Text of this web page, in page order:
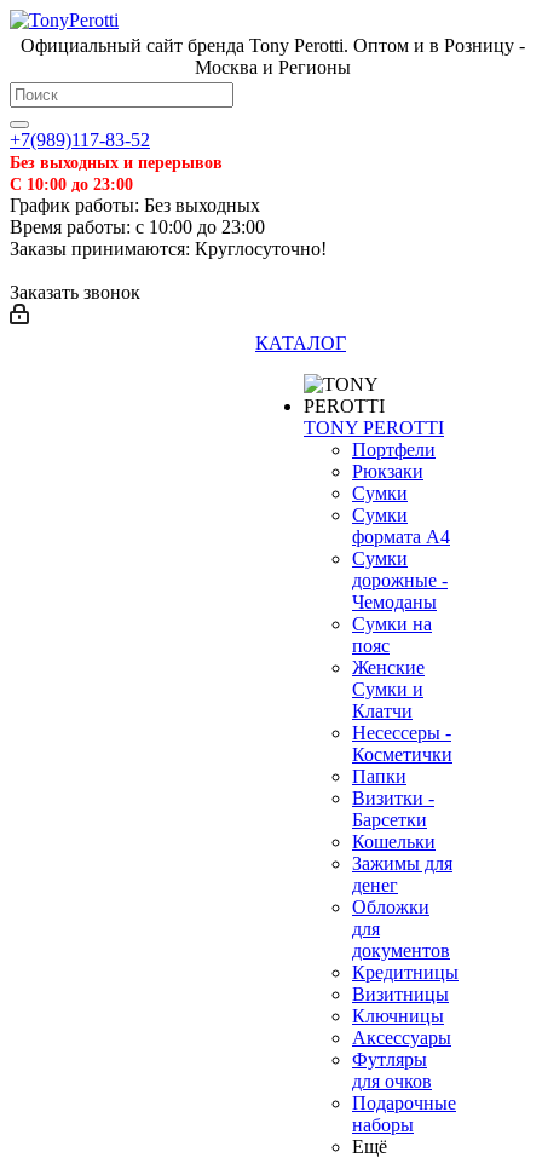
Официальный сайт бренда Tony Perotti. Оптом и в Розницу -
Москва и Регионы
+7(989)117-83-52
Без выходных и перерывов
С 10:00 до 23:00
График работы: Без выходных
Время работы: с 10:00 до 23:00
Заказы принимаются: Круглосуточно!
Заказать звонок
КАТАЛОГ
TONY PEROTTI
Портфели
Рюкзаки
Сумки
Сумки
формата А4
Сумки
дорожные -
Чемоданы
Сумки на
пояс
Женские
Сумки и
Клатчи
Несессеры -
Косметички
Папки
Визитки -
Барсетки
Кошельки
Зажимы для
денег
Обложки
для
документов
Кредитницы
Визитницы
Ключницы
Аксессуары
Футляры
для очков
Подарочные
наборы
Ещё